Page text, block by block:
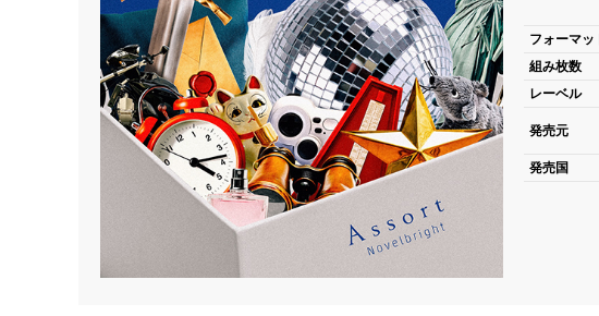
フォーマッ
組み枚数
レーベル
発売元
発売国